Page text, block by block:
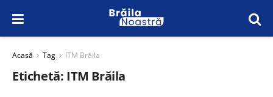
Acasă Tag ITM Brăila
Etichetă: ITM Brăila